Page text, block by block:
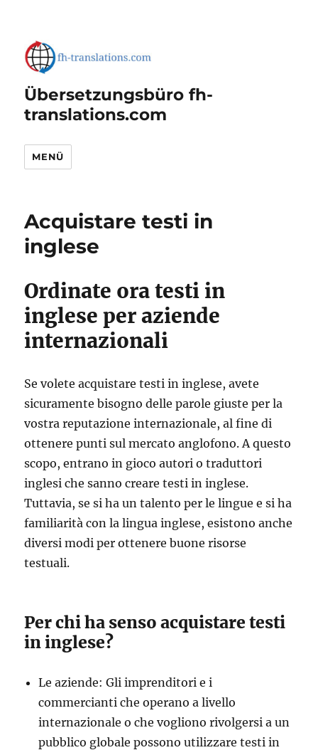
Übersetzungsbüro fh-
translations.com
MENÜ
Acquistare testi in
inglese
Ordinate ora testi in
inglese per aziende
internazionali
Se volete acquistare testi in inglese, avete
sicuramente bisogno delle parole giuste per la
vostra reputazione internazionale, al fine di
ottenere punti sul mercato anglofono. A questo
scopo, entrano in gioco autori o traduttori
inglesi che sanno creare testi in inglese.
Tuttavia, se si ha un talento per le lingue e si ha
familiarità con la lingua inglese, esistono anche
diversi modi per ottenere buone risorse
testuali.
Per chi ha senso acquistare testi
in inglese?
Le aziende: Gli imprenditori e i
commercianti che operano a livello
internazionale o che vogliono rivolgersi a un
pubblico globale possono utilizzare testi in